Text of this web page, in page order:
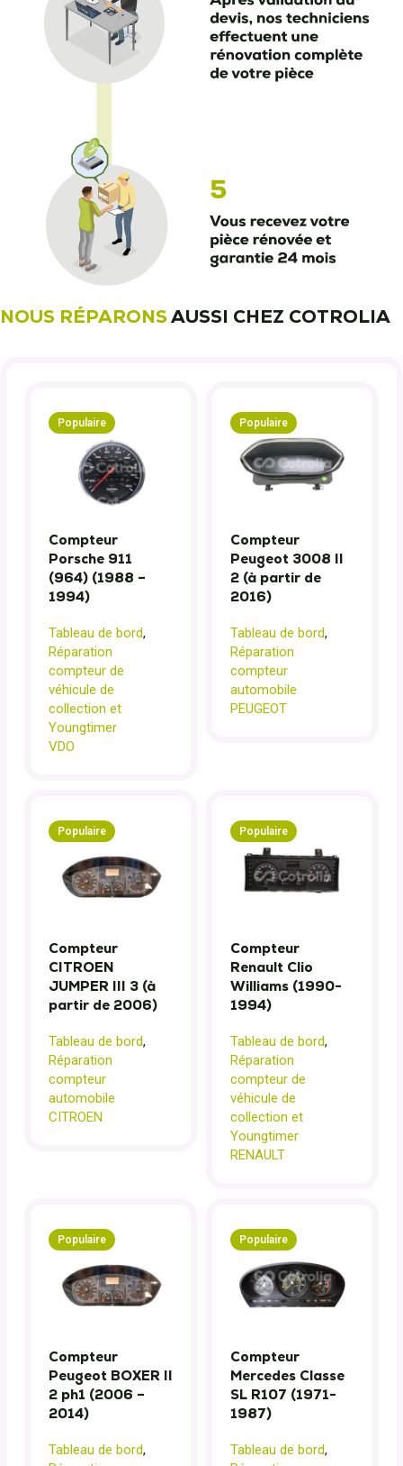
NOUS RÉPARONSAUSSI CHEZ COTROLIA
Populaire
Compteur
Porsche 911
(964) (1988 –
1994)
Tableau de bord,
Réparation
compteur de
véhicule de
collection et
Youngtimer
VDO
Populaire
Compteur
Peugeot 3008 II
2 (à partir de
2016)
Tableau de bord,
Réparation
compteur
automobile
PEUGEOT
Populaire
Compteur
CITROEN
JUMPER III 3 (à
partir de 2006)
Tableau de bord,
Réparation
compteur
automobile
CITROEN
Populaire
Compteur
Renault Clio
Williams (1990-
1994)
Tableau de bord,
Réparation
compteur de
véhicule de
collection et
Youngtimer
RENAULT
Populaire
Compteur
Peugeot BOXER II
2 ph1 (2006 –
2014)
Tableau de bord,
Populaire
Compteur
Mercedes Classe
SL R107 (1971-
1987)
Tableau de bord,